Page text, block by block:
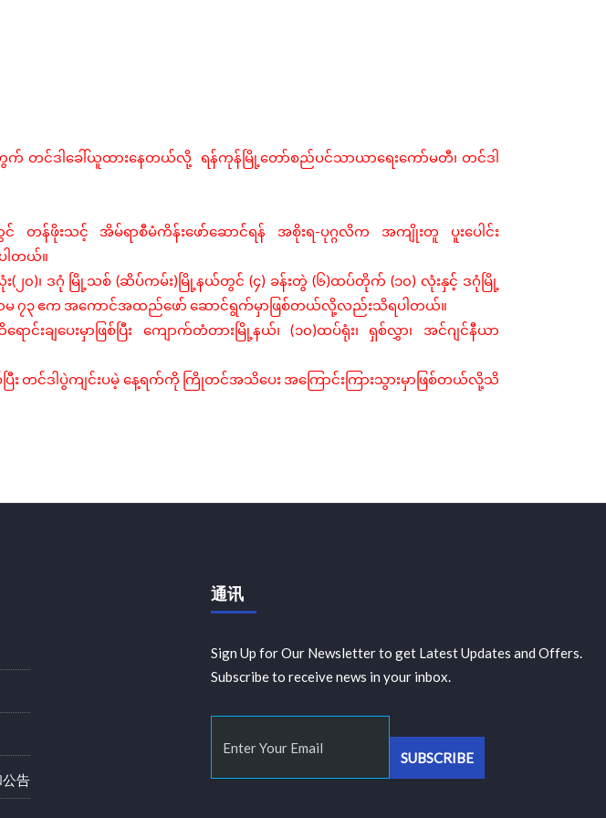
က် တင်ဒါခေါ်ယူထားနေတယ်လို့ ရန်ကုန်မြို့တော်စည်ပင်သာယာရေးကော်မတီ၊ တင်ဒါ
င် တန်ဖိုးသင့် အိမ်ရာစီမံကိန်းဖော်ဆောင်ရန် အစိုးရ-ပုဂ္ဂလိက အကျိုးတူ
ပူးပေါင်း
ါတယ်။
(၂၀)၊ ဒဂုံ မြို့သစ် (ဆိပ်ကမ်း) မြို့နယ်တွင် (၄) ခန်းတွဲ (၆)ထပ်တိုက် (၁၀)လုံးနှင့် ဒဂုံမြို့
မ၇၃ဧက အကောင်အထည်ဖော် ဆောင်ရွက်မှာဖြစ်တယ်လို့လည်းသိရပါတယ်။
င်းချပေးမှာဖြစ်ပြီး ကျောက်တံတားမြို့နယ်၊ (၁၀)ထပ်ရုံး၊ ရှစ်လွှာ၊
အင်ဂျင်နီယာ
း တင်ဒါပွဲကျင်းပမဲ့ နေ့ရက်ကို ကြိုတင်အသိပေး အကြောင်းကြားသွားမှာဖြစ်တယ်လို့သိ
公告
通讯
Sign Up for Our Newsletter to get Latest Updates and Offers.
Subscribe to receive news in your inbox.